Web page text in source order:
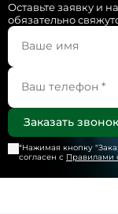
Оставьте заявку и
обязательно
*Нажимая кнопку "
согласен с Правилами